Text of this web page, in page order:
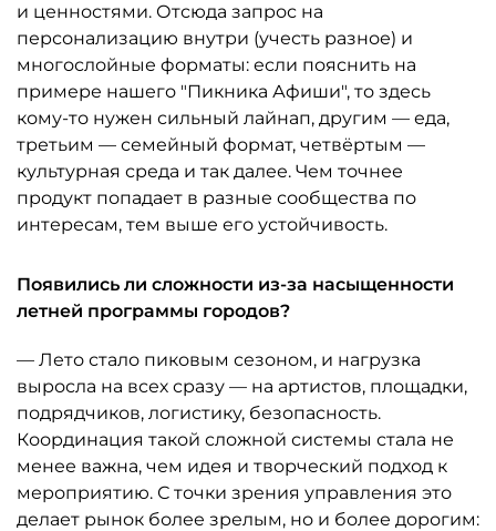
и ценностями. Отсюда запрос на
персонализацию внутри (учесть разное) и
многослойные форматы: если пояснить на
примере нашего "Пикника Афиши", то здесь
кому-то нужен сильный лайнап, другим — еда,
третьим — семейный формат, четвёртым —
культурная среда и так далее. Чем точнее
продукт попадает в разные сообщества по
интересам, тем выше его устойчивость.
Появились ли сложности из-за насыщенности
летней программы городов?
— Лето стало пиковым сезоном, и нагрузка
выросла на всех сразу — на артистов, площадки,
подрядчиков, логистику, безопасность.
Координация такой сложной системы стала не
менее важна, чем идея и творческий подход к
мероприятию. С точки зрения управления это
делает рынок более зрелым, но и более дорогим: